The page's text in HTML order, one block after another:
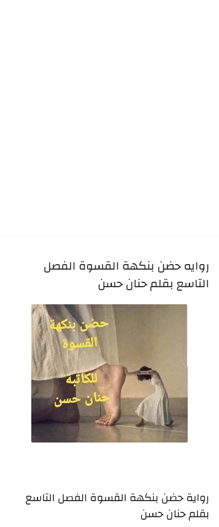
روايه حضن بنكهة القسوة الفصل
التاسع بقلم حنان حسن
رواية حضن بنكهة القسوة الفصل التاسع
بقلم حنان حسن